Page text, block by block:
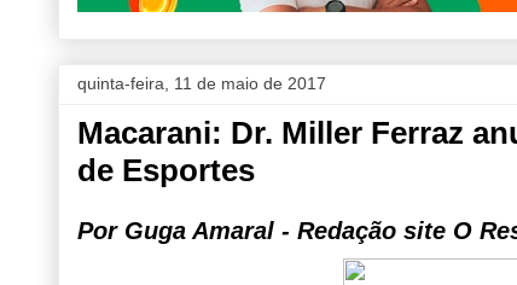
quinta-feira, 11 de maio de 2017
Macarani: Dr. Miller Ferraz
de Esportes
Por Guga Amaral - Redação site O